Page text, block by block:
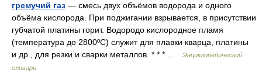
гремучий газ — смесь двух объёмов водорода и одного
объёма кислорода. При поджигании взрывается, в присутствии
губчатой платины горит. Водородо кислородное пламя
(температура до 2800ºC) служит для плавки кварца, платины
и др., для резки и сварки металлов. * * * …
Энциклопедический
словарь